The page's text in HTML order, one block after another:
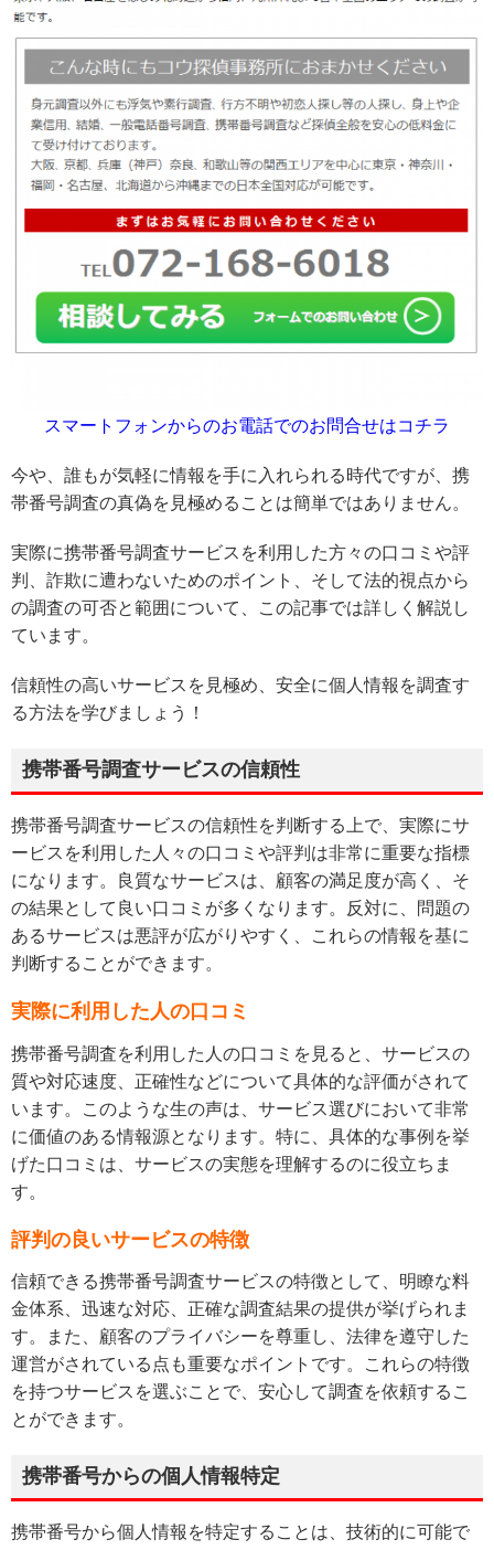
スマートフォンからのお電話でのお問合せはコチラ
今や、誰もが気軽に情報を手に入れられる時代ですが、携
帯番号調査の真偽を見極めることは簡単ではありません。
実際に携帯番号調査サービスを利用した方々の口コミや評
判、詐欺に遭わないためのポイント、そして法的視点から
の調査の可否と範囲について、この記事では詳しく解説し
ています。
信頼性の高いサービスを見極め、安全に個人情報を調査す
る方法を学びましょう！
携帯番号調査サービスの信頼性
携帯番号調査サービスの信頼性を判断する上で、実際にサ
ービスを利用した人々の口コミや評判は非常に重要な指標
になります。良質なサービスは、顧客の満足度が高く、そ
の結果として良い口コミが多くなります。反対に、問題の
あるサービスは悪評が広がりやすく、これらの情報を基に
判断することができます。
実際に利用した人の口コミ
携帯番号調査を利用した人の口コミを見ると、サービスの
質や対応速度、正確性などについて具体的な評価がされて
います。このような生の声は、サービス選びにおいて非常
に価値のある情報源となります。特に、具体的な事例を挙
げた口コミは、サービスの実態を理解するのに役立ちま
す。
評判の良いサービスの特徴
信頼できる携帯番号調査サービスの特徴として、明瞭な料
金体系、迅速な対応、正確な調査結果の提供が挙げられま
す。また、顧客のプライバシーを尊重し、法律を遵守した
運営がされている点も重要なポイントです。これらの特徴
を持つサービスを選ぶことで、安心して調査を依頼するこ
とができます。
携帯番号からの個人情報特定
携帯番号から個人情報を特定することは、技術的に可能で